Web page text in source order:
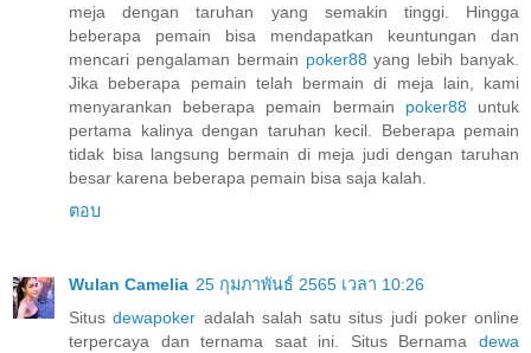
meja dengan taruhan yang semakin tinggi. Hingga
beberapa pemain bisa mendapatkan keuntungan dan
mencari pengalaman bermain poker88 yang lebih banyak.
Jika beberapa pemain telah bermain di meja lain, kami
menyarankan beberapa pemain bermain poker88 untuk
pertama kalinya dengan taruhan kecil. Beberapa pemain
tidak bisa langsung bermain di meja judi dengan taruhan
besar karena beberapa pemain bisa saja kalah.
ตอบ
Wulan Camelia 25 กุมภาพันธ์ 2565 เวลา 10:26
Situsdewapoker adalah salah satu situs judi poker online
terpercaya dan ternama saat ini. Situs Bernama dewa